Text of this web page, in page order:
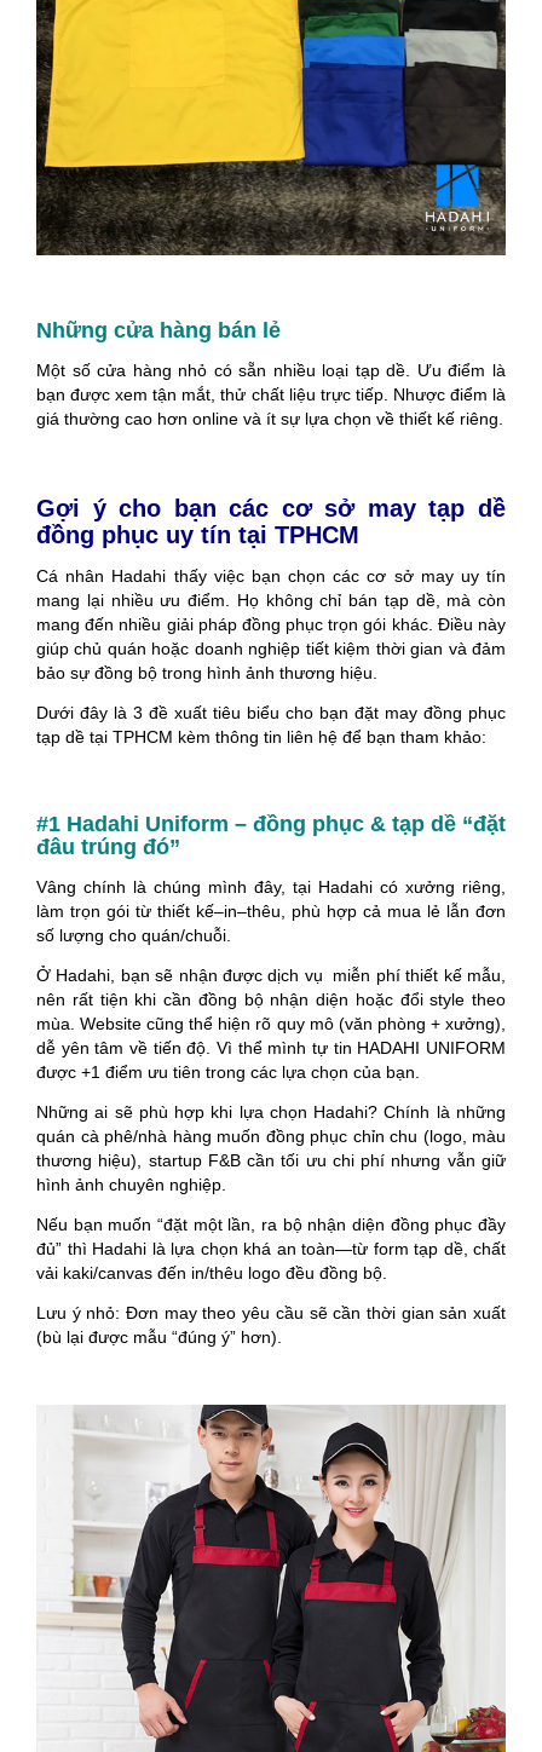
Những cửa hàng bán lẻ
Một số cửa hàng nhỏ có sẵn nhiều loại tạp dề. Ưu điểm là
bạn được xem tận mắt, thử chất liệu trực tiếp. Nhược điểm là
giá thường cao hơn online và ít sự lựa chọn về thiết kế riêng.
Gợi ý cho bạn các cơ sở may tạp dề
đồng phục uy tín tại TPHCM
Cá nhân Hadahi thấy việc bạn chọn các cơ sở may uy tín
mang lại nhiều ưu điểm. Họ không chỉ bán tạp dề, mà còn
mang đến nhiều giải pháp đồng phục trọn gói khác. Điều này
giúp chủ quán hoặc doanh nghiệp tiết kiệm thời gian và đảm
bảo sự đồng bộ trong hình ảnh thương hiệu.
Dưới đây là 3 đề xuất tiêu biểu cho bạn đặt may đồng phục
tạp dề tại TPHCM kèm thông tin liên hệ để bạn tham khảo:
#1 Hadahi Uniform – đồng phục & tạp dề “đặt
đâu trúng đó”
Vâng chính là chúng mình đây, tại Hadahi có xưởng riêng,
làm trọn gói từ thiết kế–in–thêu, phù hợp cả mua lẻ lẫn đơn
số lượng cho quán/chuỗi.
Ở Hadahi, bạn sẽ nhận được dịch vụ miễn phí thiết kế mẫu,
nên rất tiện khi cần đồng bộ nhận diện hoặc đổi style theo
mùa. Website cũng thể hiện rõ quy mô (văn phòng + xưởng),
dễ yên tâm về tiến độ. Vì thể mình tự tin HADAHI UNIFORM
được +1 điểm ưu tiên trong các lựa chọn của bạn.
Những ai sẽ phù hợp khi lựa chọn Hadahi? Chính là những
quán cà phê/nhà hàng muốn đồng phục chỉn chu (logo, màu
thương hiệu), startup F&B cần tối ưu chi phí nhưng vẫn giữ
hình ảnh chuyên nghiệp.
Nếu bạn muốn “đặt một lần, ra bộ nhận diện đồng phục đầy
đủ” thì Hadahi là lựa chọn khá an toàn—từ form tạp dề, chất
vải kaki/canvas đến in/thêu logo đều đồng bộ.
Lưu ý nhỏ: Đơn may theo yêu cầu sẽ cần thời gian sản xuất
(bù lại được mẫu “đúng ý” hơn).